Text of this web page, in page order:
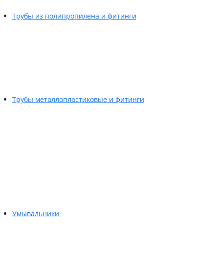
Трубы из полипропилена и фитинги
Трубы металлопластиковые и фитинги
Умывальники